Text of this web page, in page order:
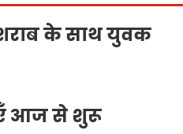
शराब के साथ युवक
आज से शुरू